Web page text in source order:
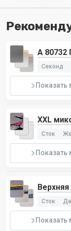
Секонд
Показать
XXL
Сток
Показать
Сток
Показать